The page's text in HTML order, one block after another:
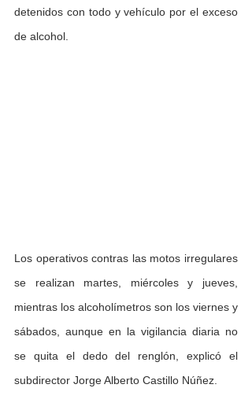
detenidos con todo y vehículo por el exceso
de alcohol.
Los operativos contras las motos irregulares
se realizan martes, miércoles y jueves,
mientras los alcoholímetros son los viernes y
sábados, aunque en la vigilancia diaria no
se quita el dedo del renglón, explicó el
subdirector Jorge Alberto Castillo Núñez.